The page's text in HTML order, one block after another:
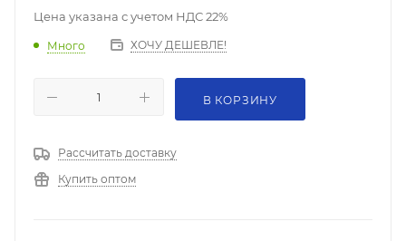
Цена указана с учетом НДС 22%
Много ХОЧУ ДЕШЕВЛЕ!
В КОРЗИНУ
Рассчитать доставку
Купить оптом